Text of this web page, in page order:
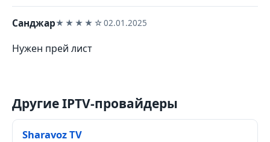
Санджар★★★★☆02.01.2025
Нужен прей лист
Другие IPTV-провайдеры
Sharavoz TV